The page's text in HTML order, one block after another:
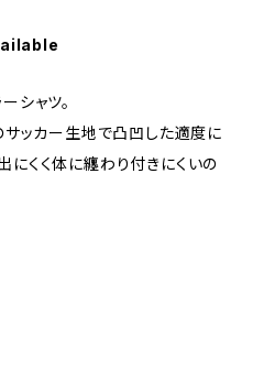
シャツ。
ッカー生地で凸凹した適度に
くく体に纏わり付きにくいの